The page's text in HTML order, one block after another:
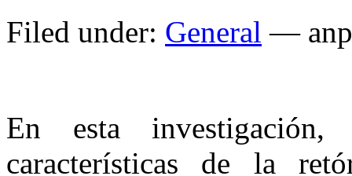
Filed under: General —
En esta investigación,
características de la